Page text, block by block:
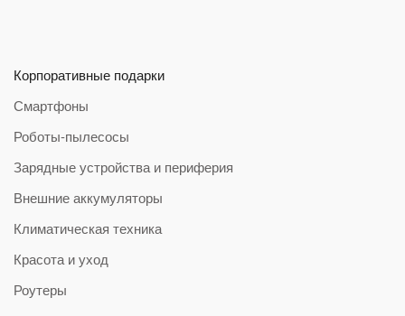
Корпоративные подарки
Смартфоны
Роботы-пылесосы
Зарядные устройства и периферия
Внешние аккумуляторы
Климатическая техника
Красота и уход
Роутеры